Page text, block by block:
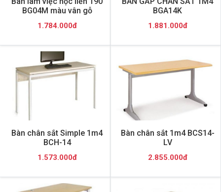
BG04M màu vân gỗ
1.784.000đ
BGA14K
1.881.000đ
Bàn chân sắt Simple 1m4
BCH-14
1.573.000đ
Bàn chân sắt 1m4 BCS14-
LV
2.855.000đ